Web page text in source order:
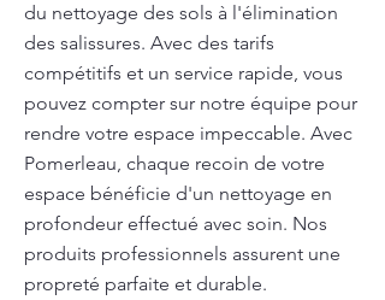
du nettoyage des sols à l'élimination
des salissures. Avec des tarifs
compétitifs et un service rapide, vous
pouvez compter sur notre équipe pour
rendre votre espace impeccable. Avec
Pomerleau, chaque recoin de votre
espace bénéficie d'un nettoyage en
profondeur effectué avec soin. Nos
produits professionnels assurent une
propreté parfaite et durable.